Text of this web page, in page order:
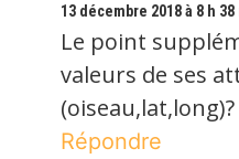
13 décembre 2018 à 8 h 38
Le point
valeurs de ses
(oiseau,lat,long)?
Répondre